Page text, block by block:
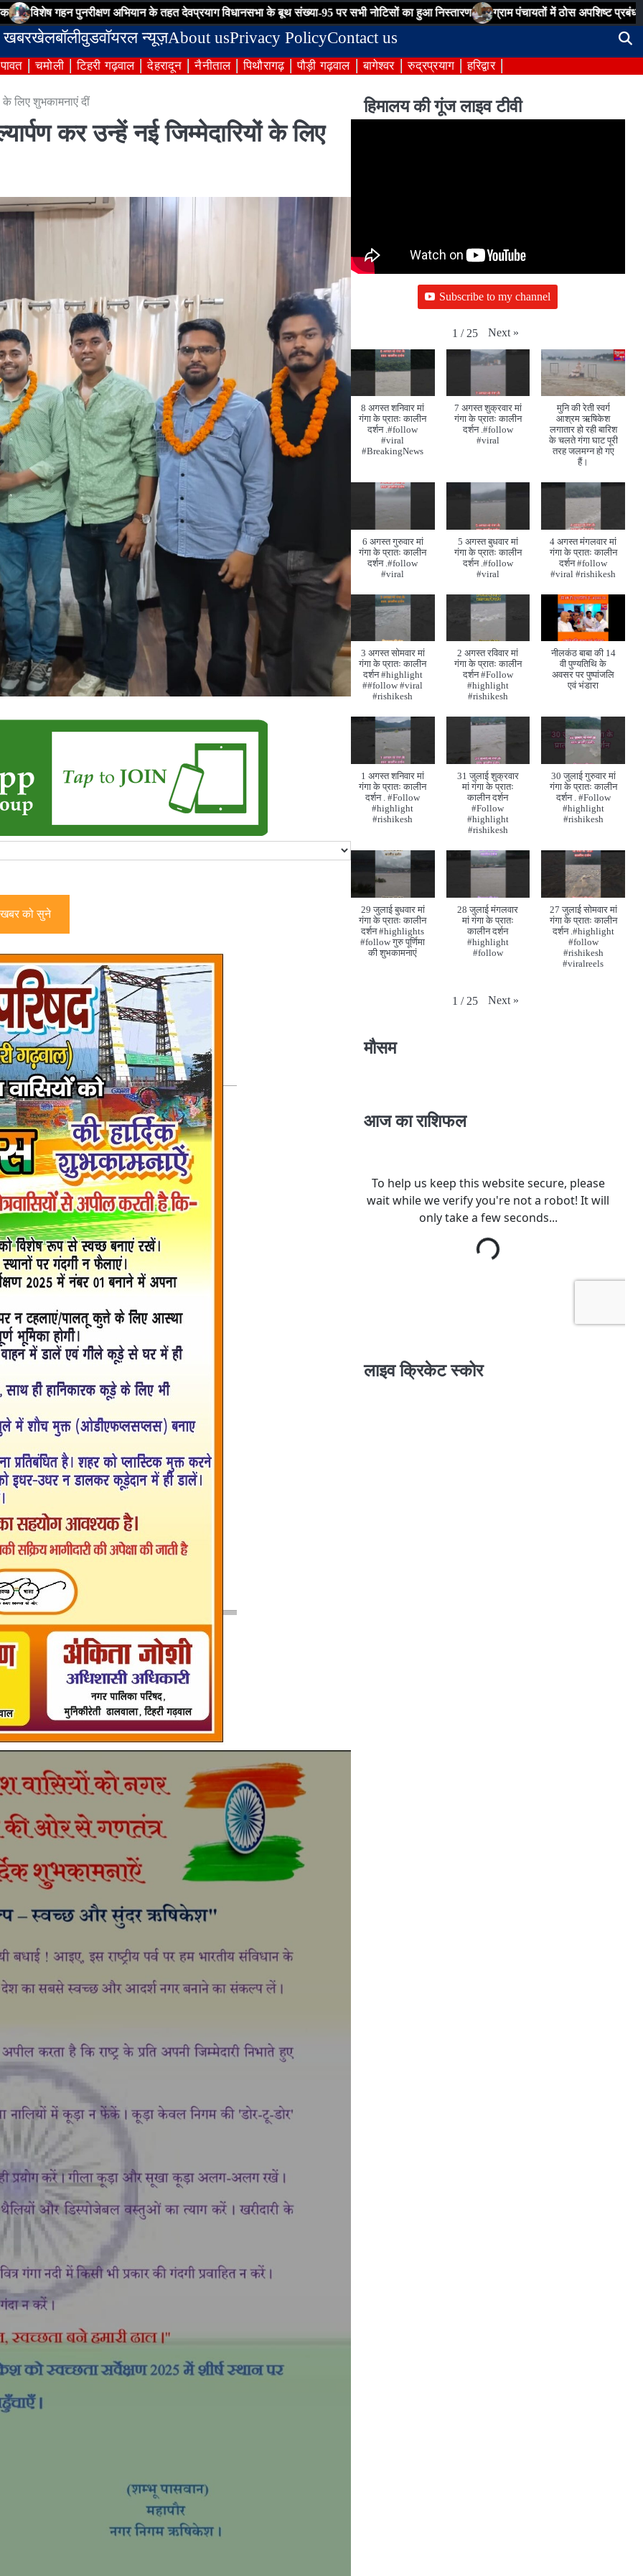
पुनरीक्षण अभियान के तहत देवप्रयाग विधानसभा के बूथ संख्या-95 पर सभी नोटिसों का हुआ निस्तारण ग्राम पंचायतों में ठोस अपशिष्ट प्रबंधन होगा सुदृढ़,
खबरखेलबॉलीवुडवॉयरल न्यूज़About usPrivacy PolicyContact us
चमोली टिहरी गढ़वाल देहरादून नैनीताल पिथौरागढ़ पौड़ी गढ़वाल बागेश्वर रुद्रप्रयाग हरिद्वार
के लिए शुभकामनाएं दीं
कर उन्हें नई जिम्मेदारियों के लिए
को सुने
हिमालय की गूंज लाइव टीवी
Subscribe to my channel
1 / 25 Next »
8 अगस्त शनिवार मां
गंगा के प्रातः कालीन
दर्शन .#follow
#viral
#BreakingNews
7 अगस्त शुक्रवार मां
गंगा के प्रातः कालीन
दर्शन .#follow
#viral
मुनि की रेती स्वर्ग
आश्रम ऋषिकेश
लगातार हो रही बारिश
के चलते गंगा घाट पूरी
तरह जलमग्न हो गए
हैं।
6 अगस्त गुरुवार मां
गंगा के प्रातः कालीन
दर्शन .#follow
#viral
5 अगस्त बुधवार मां
गंगा के प्रातः कालीन
दर्शन .#follow
#viral
4 अगस्त मंगलवार मां
गंगा के प्रातः कालीन
दर्शन #follow
#viral #rishikesh
3 अगस्त सोमवार मां
गंगा के प्रातः कालीन
दर्शन #highlight
##follow #viral
#rishikesh
2 अगस्त रविवार मां
गंगा के प्रातः कालीन
दर्शन #Follow
#highlight
#rishikesh
नीलकंठ बाबा की 14
वी पुण्यतिथि के
अवसर पर पुष्पांजलि
एवं भंडारा
1 अगस्त शनिवार मां
गंगा के प्रातः कालीन
दर्शन . #Follow
#highlight
#rishikesh
31 जुलाई शुक्रवार
मां गंगा के प्रातः
कालीन दर्शन
#Follow
#highlight
#rishikesh
30 जुलाई गुरुवार मां
गंगा के प्रातः कालीन
दर्शन . #Follow
#highlight
#rishikesh
29 जुलाई बुधवार मां
गंगा के प्रातः कालीन
दर्शन #highlights
#follow गुरु पूर्णिमा
की शुभकामनाएं
28 जुलाई मंगलवार
मां गंगा के प्रातः
कालीन दर्शन
#highlight
#follow
27 जुलाई सोमवार मां
गंगा के प्रातः कालीन
दर्शन .#highlight
#follow
#rishikesh
#viralreels
1 / 25 Next »
मौसम
आज का राशिफल
लाइव क्रिकेट स्कोर